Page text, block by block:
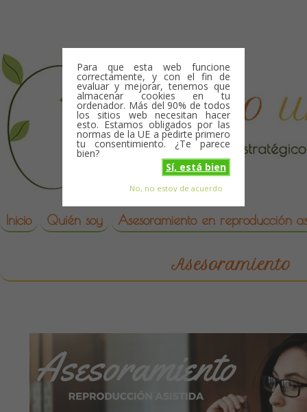
Para que esta web funcione
correctamente, y con el fin de
evaluar y mejorar, tenemos que
almacenar cookies en tu
ordenador. Más del 90% de todos
los sitios web necesitan hacer
esto. Estamos obligados por las
normas de la UE a pedirte primero
tu consentimiento. ¿Te parece
bien?
Sí, está bien
No, no estoy de acuerdo
reproduccion asistida
Skip to content
Inicio Quién soy Asesoramiento en reproducción
Asesoramiento